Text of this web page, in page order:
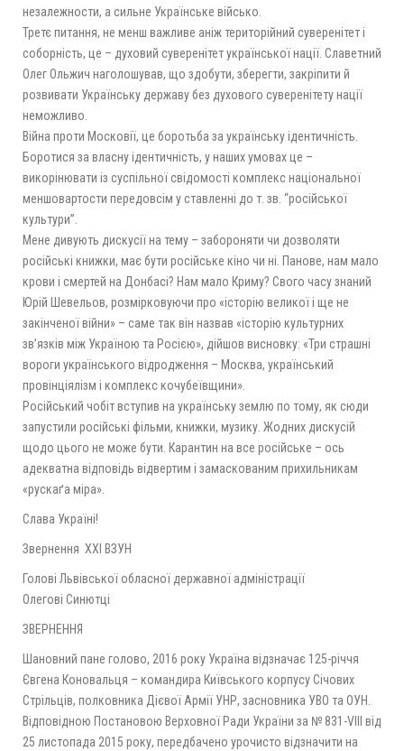
незалежности, а сильне Українське військо.
Третє питання, не менш важливе аніж територійний суверенітет і
соборність, це – духовий суверенітет української нації. Славетний
Олег Ольжич наголошував, що здобути, зберегти, закріпити й
розвивати Українську державу без духового суверенітету нації
неможливо.
Війна проти Московії, це боротьба за українську ідентичність.
Боротися за власну ідентичність, у наших умовах це –
викорінювати із суспільної свідомості комплекс національної
меншовартости передовсім у ставленні до т. зв. “російської
культури”.
Мене дивують дискусії на тему – забороняти чи дозволяти
російські книжки, має бути російське кіно чи ні. Панове, нам мало
крови і смертей на Донбасі? Нам мало Криму? Свого часу знаний
Юрій Шевельов, розмірковуючи про «історію великої і ще не
закінченої війни» – саме так він назвав «історію культурних
зв’язків між Україною та Росією», дійшов висновку: «Три страшні
вороги українського відродження – Москва, український
провінціялізм і комплекс кочубеївщини».
Російський чобіт вступив на українську землю по тому, як сюди
запустили російські фільми, книжки, музику. Жодних дискусій
щодо цього не може бути. Карантин на все російське – ось
адекватна відповідь відвертим і замаскованим прихильникам
«рускаґа міра».
Слава Україні!
Звернення ХХІ ВЗУН
Голові Львівської обласної державної адміністрації
Олегові Синютці
ЗВЕРНЕННЯ
Шановний пане голово, 2016 року Україна відзначає 125-річчя
Євгена Коновальця – командира Київського корпусу Січових
Стрільців, полковника Дієвої Армії УНР, засновника УВО та ОУН.
Відповідною Постановою Верховної Ради України за № 831-VIII від
25 листопада 2015 року, передбачено урочисто відзначити на